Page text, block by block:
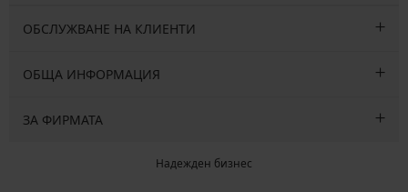
ОБСЛУЖВАНЕ НА КЛИЕНТИ
ОБЩА ИНФОРМАЦИЯ
ЗА ФИРМАТА
Надежден бизнес